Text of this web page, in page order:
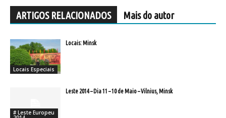
ARTIGOS RELACIONADOS Mais do autor
Locais Especiais
Locais: Minsk
# Leste Europeu
Leste 2014 – Dia 11 – 10 de Maio – Vilnius, Minsk